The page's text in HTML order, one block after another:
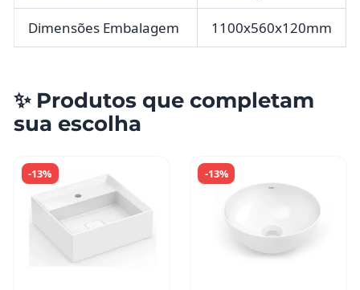
Dimensões Embalagem 1100x560x120mm
✨ Produtos que completam
sua escolha
-13% -13%